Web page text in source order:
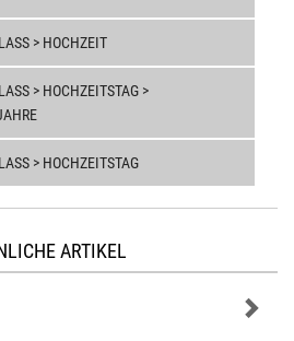
> HOCHZEIT
> HOCHZEITSTAG >
> HOCHZEITSTAG
ARTIKEL